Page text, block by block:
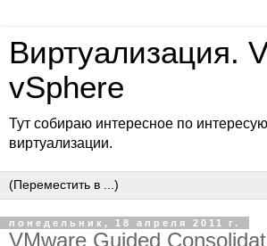
Виртуализация.
vSphere
Тут собираю интересное по
виртуализации.
понедельник, 18 апреля 2011 г.
VMware Guided